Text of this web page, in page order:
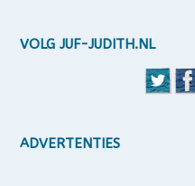
VOLG JUF-JUDITH.NL
ADVERTENTIES